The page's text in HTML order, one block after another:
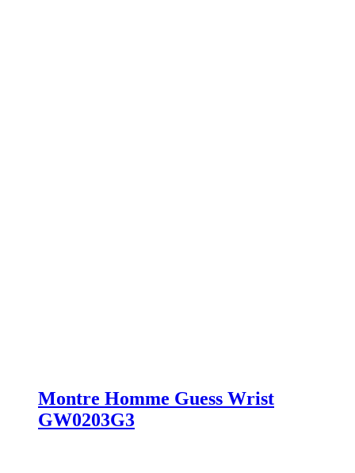
Montre Homme Guess Wrist
GW0203G3